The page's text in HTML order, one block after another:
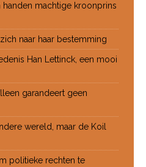
handen machtige kroonprins
naar haar bestemming
Han Lettinck, een mooi
garandeert geen
wereld, maar de Koil
politieke rechten te